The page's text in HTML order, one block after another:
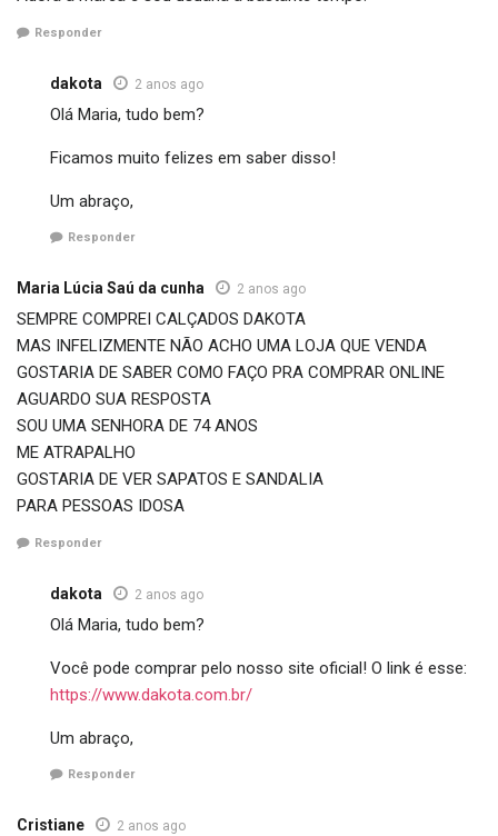
Responder
dakota 2 anos ago
Olá Maria, tudo bem?
Ficamos muito felizes em saber disso!
Um abraço,
Responder
Maria Lúcia Saú da cunha 2 anos ago
SEMPRE COMPREI CALÇADOS DAKOTA
MAS INFELIZMENTE NÃO ACHO UMA LOJA QUE VENDA
GOSTARIA DE SABER COMO FAÇO PRA COMPRAR ONLINE
AGUARDO SUA RESPOSTA
SOU UMA SENHORA DE 74 ANOS
ME ATRAPALHO
GOSTARIA DE VER SAPATOS E SANDALIA
PARA PESSOAS IDOSA
Responder
dakota 2 anos ago
Olá Maria, tudo bem?
Você pode comprar pelo nosso site oficial! O link é esse:
https://www.dakota.com.br/
Um abraço,
Responder
Cristiane 2 anos ago